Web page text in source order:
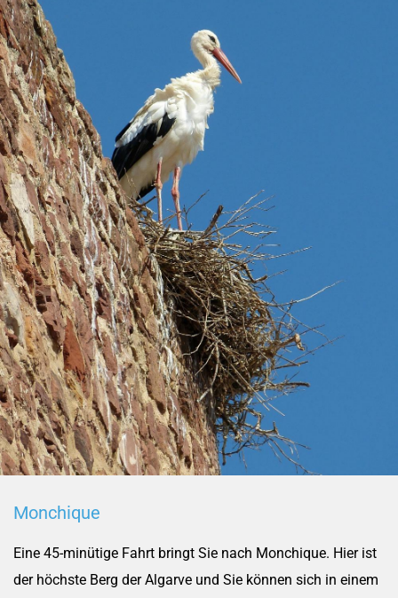
Monchique
Eine 45-minütige Fahrt bringt Sie nach Monchique. Hier ist
der höchste Berg der Algarve und Sie können sich in einem